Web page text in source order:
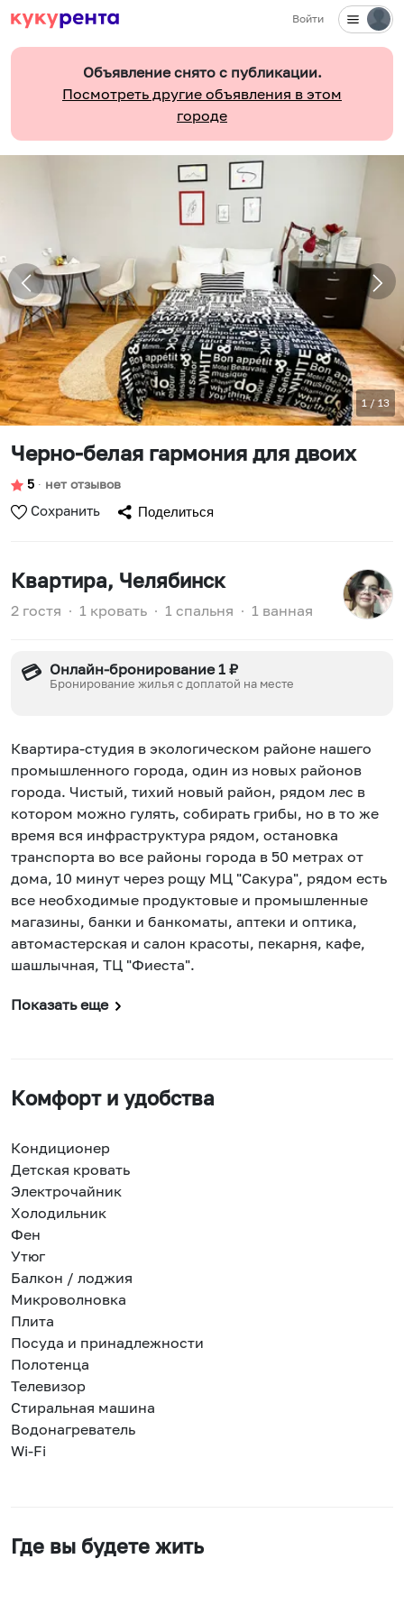
Войти
Объявление снято с публикации.
Посмотреть другие объявления в этом
городе
1/ 13
Черно-белая гармония для двоих
5 ∙ нет отзывов
Сохранить Поделиться
Квартира, Челябинск
2 гостя ∙ 1 кровать ∙ 1 спальня ∙ 1 ванная
💳 Онлайн-бронирование 1 ₽
Бронирование жилья с доплатой на месте
Квартира-студия в экологическом районе нашего
промышленного города, один из новых районов
города. Чистый, тихий новый район, рядом лес в
котором можно гулять, собирать грибы, но в то же
время вся инфраструктура рядом, остановка
транспорта во все районы города в 50 метрах от
дома, 10 минут через рощу МЦ "Сакура", рядом есть
все необходимые продуктовые и промышленные
магазины, банки и банкоматы, аптеки и оптика,
автомастерская и салон красоты, пекарня, кафе,
шашлычная, ТЦ "Фиеста".
Показать еще
Комфорт и удобства
Кондиционер
Детская кровать
Электрочайник
Холодильник
Фен
Утюг
Балкон / лоджия
Микроволновка
Плита
Посуда и принадлежности
Полотенца
Телевизор
Стиральная машина
Водонагреватель
Wi-Fi
Где вы будете жить